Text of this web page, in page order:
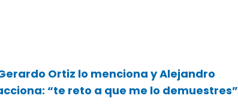
Ortiz lo menciona y Alejandro
“te reto a que me lo demuestres”